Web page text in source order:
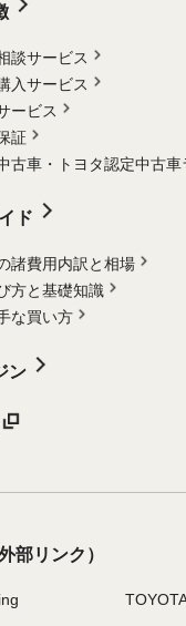
談サービス
入サービス
ービス
証
古車・
トヨタ認定中古車
ド
諸費用内訳と相場
方と基礎知識
な買い方
ン
外部リンク）